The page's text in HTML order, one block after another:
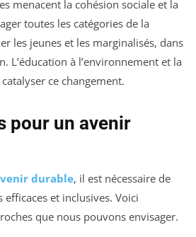
menacent la cohésion sociale et la
toutes les catégories de la
les jeunes et les marginalisés, dans
L’éducation à l’environnement et la
ce changement.
pour un avenir
durable, il est nécessaire de
et inclusives. Voici
que nous pouvons envisager.